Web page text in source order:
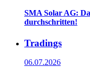
SMA Solar AG:
durchschritten!
Tradings
06.07.2026